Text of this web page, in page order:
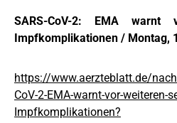
SARS-CoV-2: EMA warnt
Impfkomplikationen / Montag,
https://www.aerzteblatt.de/
CoV-2-EMA-warnt-vor-weiteren-
Impfkomplikationen?